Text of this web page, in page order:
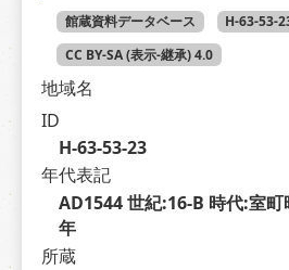
館蔵資料データベース
H-63-53-
CC BY-SA (表示-継承) 4.0
地域名
ID
H-63-53-23
年代表記
AD1544 世紀:16-B 時代:室
年
所蔵